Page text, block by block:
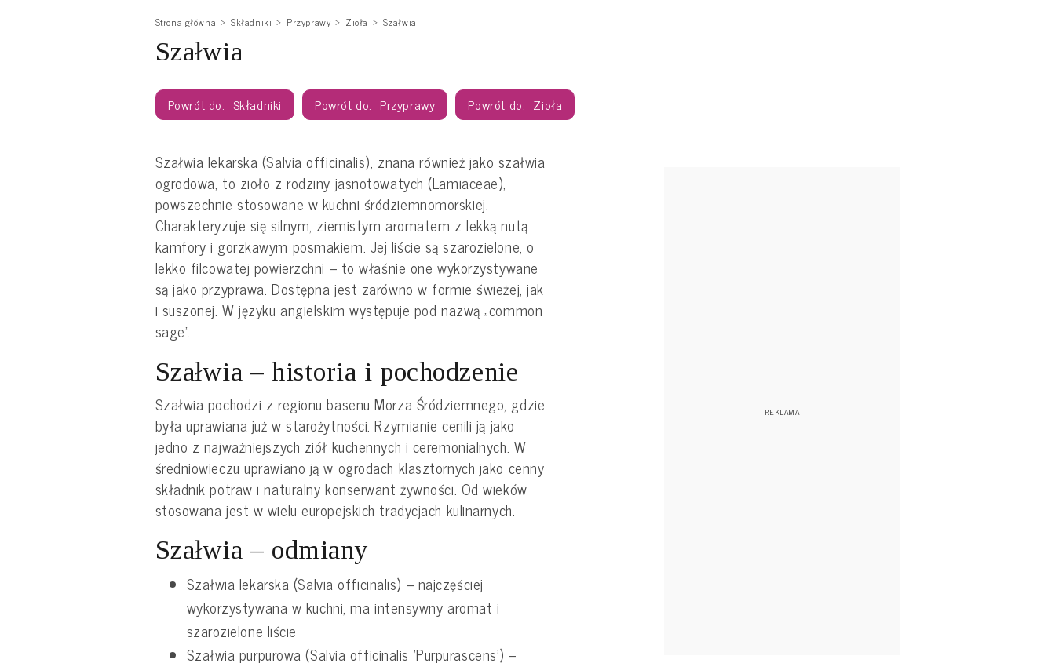
Strona główna Składniki Przyprawy Zioła Szałwia
Szałwia
Składniki Przyprawy Zioła
Szałwia lekarska (Salvia officinalis), znana również jako szałwia
ogrodowa, to zioło z rodziny jasnotowatych (Lamiaceae),
powszechnie stosowane w kuchni śródziemnomorskiej.
Charakteryzuje się silnym, ziemistym aromatem z lekką nutą
kamfory i gorzkawym posmakiem. Jej liście są szarozielone, o
lekko filcowatej powierzchni – to właśnie one wykorzystywane
są jako przyprawa. Dostępna jest zarówno w formie świeżej, jak
i suszonej. W języku angielskim występuje pod nazwą „common
sage”.
Szałwia – historia i pochodzenie
Szałwia pochodzi z regionu basenu Morza Śródziemnego, gdzie
była uprawiana już w starożytności. Rzymianie cenili ją jako
jedno z najważniejszych ziół kuchennych i ceremonialnych. W
średniowieczu uprawiano ją w ogrodach klasztornych jako cenny
składnik potraw i naturalny konserwant żywności. Od wieków
stosowana jest w wielu europejskich tradycjach kulinarnych.
Szałwia – odmiany
Szałwia lekarska (Salvia officinalis) – najczęściej
wykorzystywana w kuchni, ma intensywny aromat i
szarozielone liście
Szałwia purpurowa (Salvia officinalis 'Purpurascens') –